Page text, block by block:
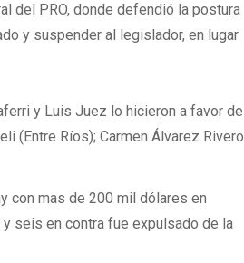
del PRO, donde defendió la postura
y suspender al legislador, en lugar
y Luis Juez lo hicieron a favor de
(Entre Ríos); Carmen Álvarez Rivero
con mas de 200 mil dólares en
seis en contra fue expulsado de la